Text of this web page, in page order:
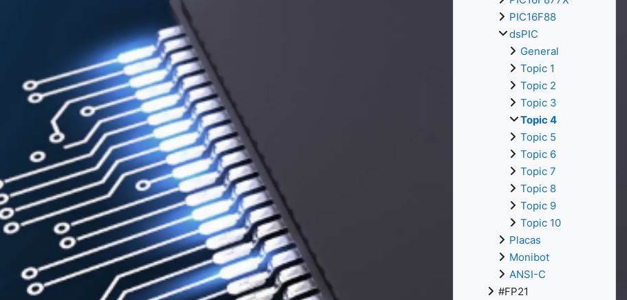
PIC16F88
dsPIC
General
Topic 1
Topic 2
Topic 3
Topic 4
Topic 5
Topic 6
Topic 7
Topic 8
Topic 9
Topic 10
Placas
Monibot
ANSI-C
#FP21